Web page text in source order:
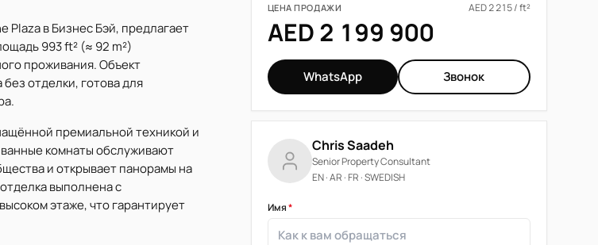
Plaza в Бизнес Бэй, предлагает
993 ft² (≈ 92 m²)
проживания. Объект
отделки, готова для
премиальной техникой и
комнаты обслуживают
и открывает панорамы на
выполнена с
этаже, что гарантирует
ЦЕНА ПРОДАЖИ AED 2 215 / ft²
AED 2 199 900
WhatsApp Звонок
Chris Saadeh
Senior Property Consultant
EN · AR · FR · SWEDISH
Имя*